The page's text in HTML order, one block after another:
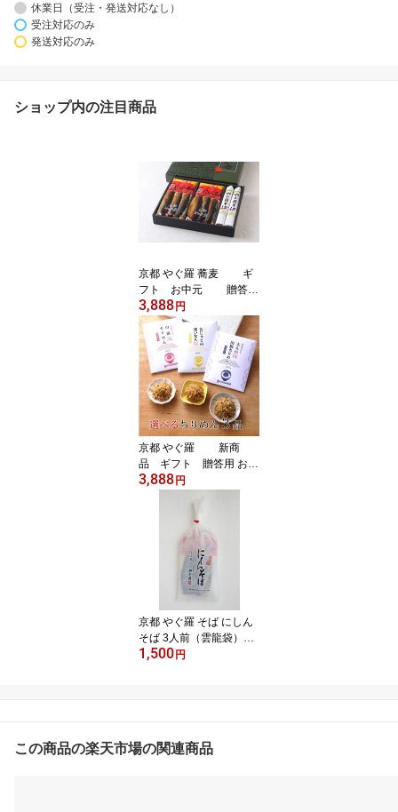
休業日（受注・発送対応なし）
受注対応のみ
発送対応のみ
ショップ内の注目商品
京都 やぐ羅 蕎麦 ギ
フト お中元 贈答用
包装 箱入り にしんそば 6
人前 Y30 送料無
料（但し、北海道、沖縄
は1500円）
3,888 円
京都 やぐ羅 新商
品 ギフト 贈答用 お中
元 京のちりめん味くら
種）（箱入り）送料無料
（但し、北海道、沖縄は
1500円）
3,888 円
京都 やぐ羅 そば にしん
そば 3人前（雲龍袋）家
庭用（3個以上ご購入で
1,500 円
この商品の楽天市場の関連商品